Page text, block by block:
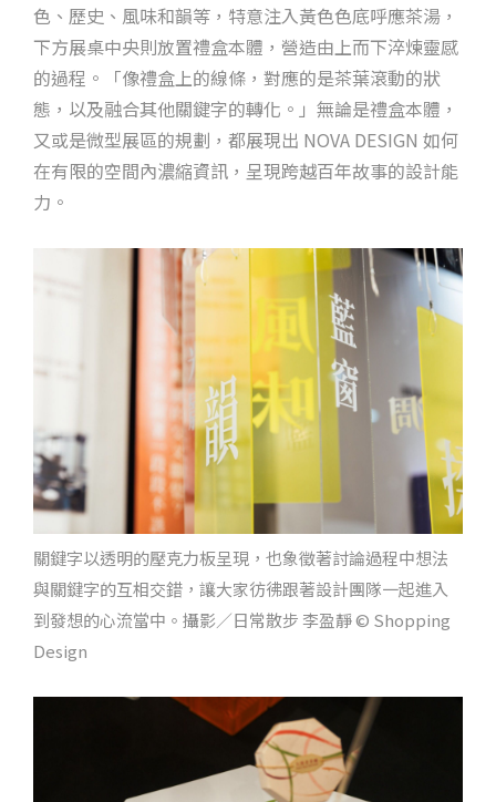
色、歷史、風味和韻等，特意注入黃色色底呼應茶湯，
下方展桌中央則放置禮盒本體，營造由上而下淬煉靈感
的過程。「像禮盒上的線條，對應的是茶葉滾動的狀
態，以及融合其他關鍵字的轉化。」無論是禮盒本體，
又或是微型展區的規劃，都展現出 NOVA DESIGN 如何
在有限的空間內濃縮資訊，呈現跨越百年故事的設計能
力。
關鍵字以透明的壓克力板呈現，也象徵著討論過程中想法
與關鍵字的互相交錯，讓大家彷彿跟著設計團隊一起進入
到發想的心流當中。攝影／日常散步 李盈靜 © Shopping
Design